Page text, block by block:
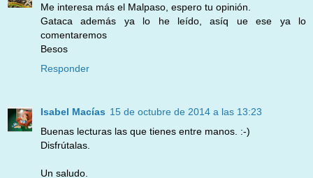
Me interesa más el Malpaso, espero tu opinión.
Gataca además ya lo he leído, asíq ue ese ya lo
comentaremos
Besos
Responder
Isabel Macías 15 de octubre de 2014 a las 13:23
Buenas lecturas las que tienes entre manos. :-)
Disfrútalas.
Un saludo.